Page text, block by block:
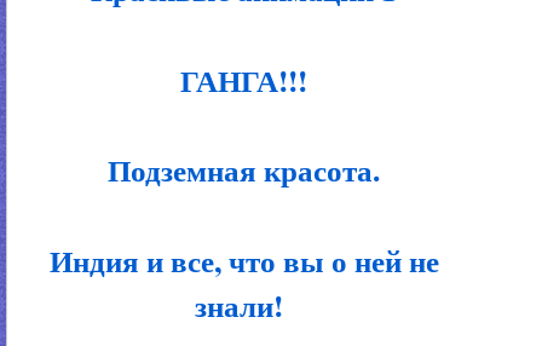
ГАНГА!!!
Подземная красота.
Индия и все, что вы о ней не
знали!